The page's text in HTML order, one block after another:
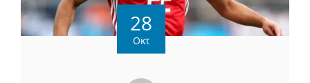
28
Οκτ